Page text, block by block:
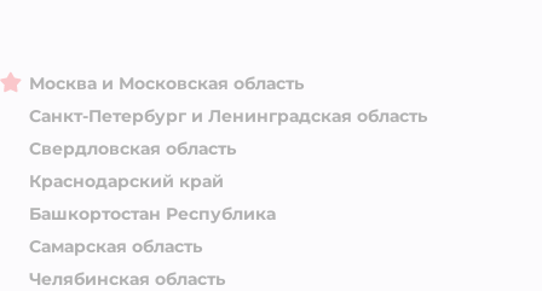
Москва и Московская область
Санкт-Петербург и Ленинградская область
Свердловская область
Краснодарский край
Башкортостан Республика
Самарская область
Челябинская область